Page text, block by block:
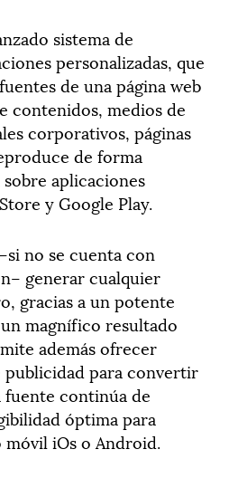
sistema de
personalizadas, que
de una página web
contenidos, medios de
corporativos, páginas
de forma
aplicaciones
y Google Play.
no se cuenta con
generar cualquier
gracias a un potente
magnífico resultado
además ofrecer
publicidad para convertir
fuente continúa de
óptima para
iOs o Android.